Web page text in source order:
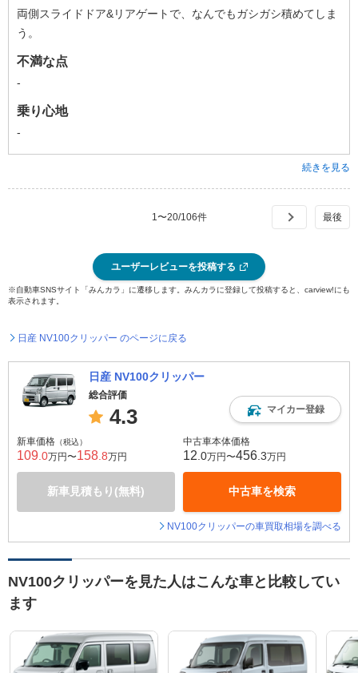
両側スライドドア&リアゲートで、なんでもガシガシ積めてしま
う。
不満な点
-
乗り心地
-
続きを見る
1 〜20/106件
ユーザーレビューを投稿する
※自動車SNSサイト「みんカラ」に遷移します。みんカラに登録して投稿すると、carview!にも
表示されます。
日産 NV100クリッパー のページに戻る
日産 NV100クリッパー
総合評価
4.3 マイカー登録
新車価格 （税込）
109 .0万円〜158 .8万円
新車見積もり(無料)
中古車本体価格
12 .0万円〜456 .3万円
中古車を検索
NV100クリッパーの車買取相場を調べる
NV100クリッパーを見た人はこんな車と比較してい
ます